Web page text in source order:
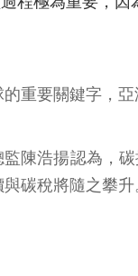
的重要關鍵字，
陳浩揚認為，
碳稅將隨之攀